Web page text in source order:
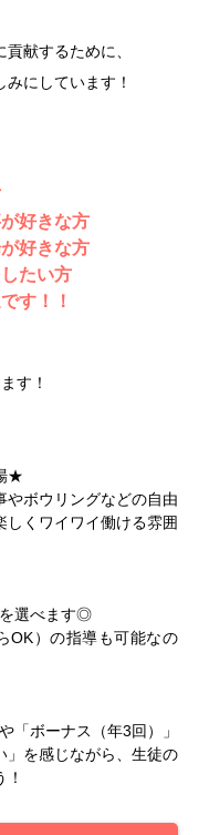
献するために、
にしています！
好きな方
好きな方
たい方
す！！
す！
★
やボウリングなどの自由
くワイワイ働ける雰囲
選べます◎
OK）の指導も可能なの
「ボーナス（年3回）」
」を感じながら、生徒の